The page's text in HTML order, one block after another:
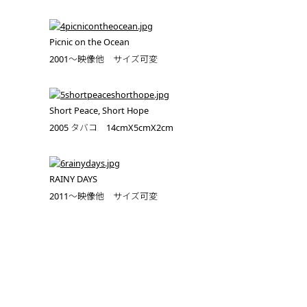
Picnic on the Ocean
2001～映像他 サイズ可変
Short Peace, Short Hope
2005 タバコ 14cmX5cmX2cm
RAINY DAYS
2011～映像他 サイズ可変